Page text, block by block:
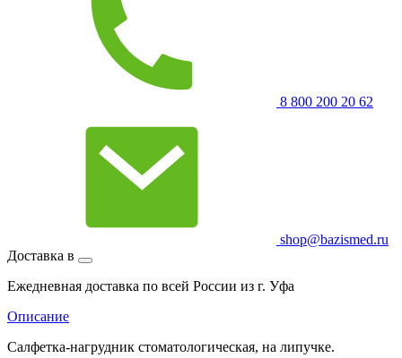
8 800 200 20 62
shop@bazismed.ru
Доставка в
Ежедневная доставка по всей России из г. Уфа
Описание
Салфетка-нагрудник стоматологическая, на липучке.